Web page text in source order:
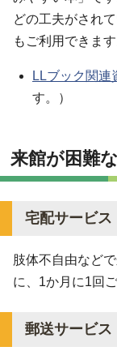
どの工夫がされて
もご利用できます
LLブック関連
す。）
来館が困難
宅配サービス
肢体不自由など
に、1か月に1回
郵送サービス